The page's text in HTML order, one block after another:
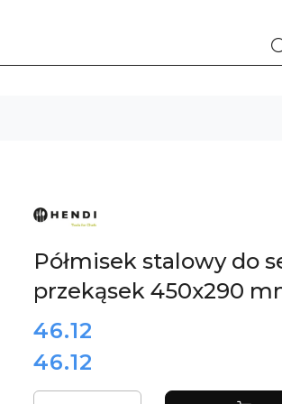
ZOBACZ
PRODUKTY
HENDI
Półmisek stalowy do
przekąsek 450x290
cena:
46.12
Cena:
46.12